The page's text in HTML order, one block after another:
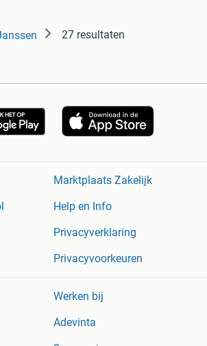
27 resultaten
Marktplaats Zakelijk
Help en Info
Privacyverklaring
Privacyvoorkeuren
Werken bij
Adevinta